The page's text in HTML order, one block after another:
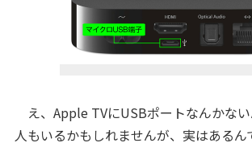
え、Apple TVにUSBポートなんかな
人もいるかもしれませんが、実はあるん